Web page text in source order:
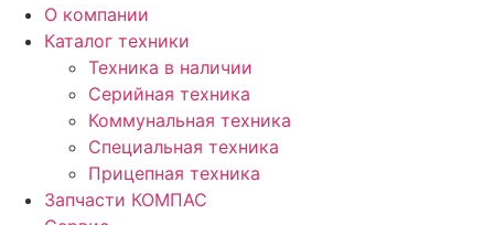
О компании
Каталог техники
Техника в наличии
Серийная техника
Коммунальная техника
Специальная техника
Прицепная техника
Запчасти КОМПАС